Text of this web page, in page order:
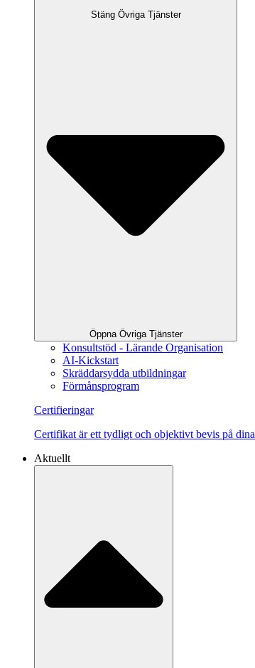
Stäng Övriga Tjänster
Öppna Övriga Tjänster
Konsultstöd - Lärande Organisation
AI-Kickstart
Skräddarsydda utbildningar
Förmånsprogram
Certifieringar
Certifikat är ett tydligt och objektivt bevis på
Aktuellt